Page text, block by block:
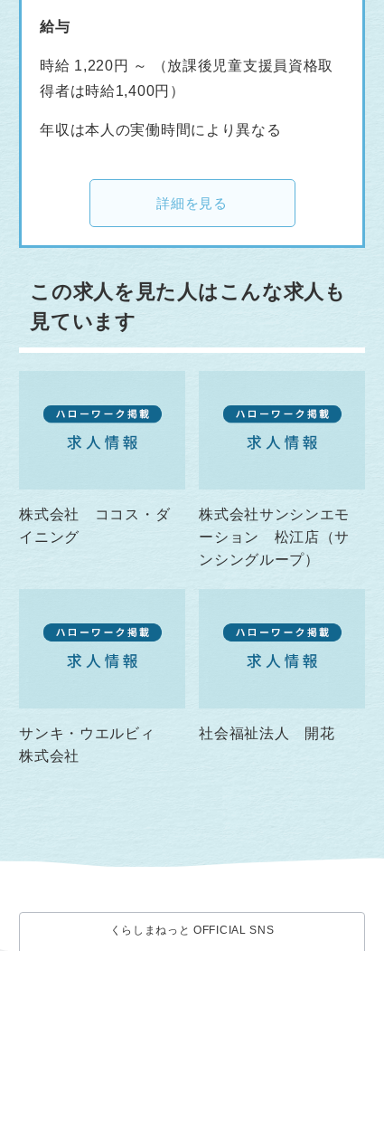
給与
時給 1,220円 ～ （放課後児童支援員資格取
得者は時給1,400円）
年収は本人の実働時間により異なる
詳細を見る
この求人を見た人はこんな求人も
見ています
株式会社 ココス・ダ
イニング
株式会社サンシンエモ
ーション 松江店（サ
ンシングループ）
サンキ・ウエルビィ
株式会社
社会福祉法人 開花
くらしまねっと OFFICIAL SNS